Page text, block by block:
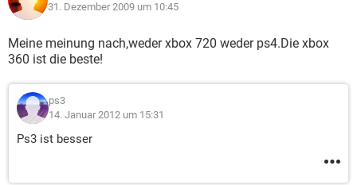
31. Dezember 2009 um 10:45
Meine meinung nach,weder xbox 720 weder ps4.Die xbox
360 ist die beste!
ps3
14. Januar 2012 um 15:31
Ps3 ist besser